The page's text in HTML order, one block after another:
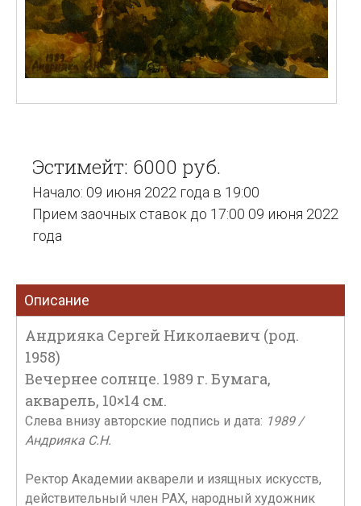
Эстимейт: 6000 руб.
Начало: 09 июня 2022 года в 19:00
Прием заочных ставок до 17:00 09 июня 2022
года
Описание
Андрияка Сергей Николаевич (род.
1958)
Вечернее солнце. 1989 г. Бумага,
акварель, 10×14 см.
Слева внизу авторские подпись и дата: 1989 /
Андрияка С.Н.
Ректор Академии акварели и изящных искусств,
действительный член РАХ, народный художник